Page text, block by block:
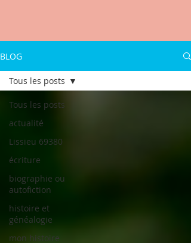
BLOG
Tous les posts
actualité
Lissieu 69380
écriture
biographie ou
autofiction
histoire et
généalogie
mon histoire
Tous les posts